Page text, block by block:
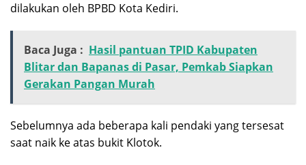
dilakukan oleh BPBD Kota Kediri.
Baca Juga : Hasil pantuan TPID Kabupaten
Blitar dan Bapanas di Pasar, Pemkab Siapkan
Gerakan Pangan Murah
Sebelumnya ada beberapa kali pendaki yang tersesat
saat naik ke atas bukit Klotok.